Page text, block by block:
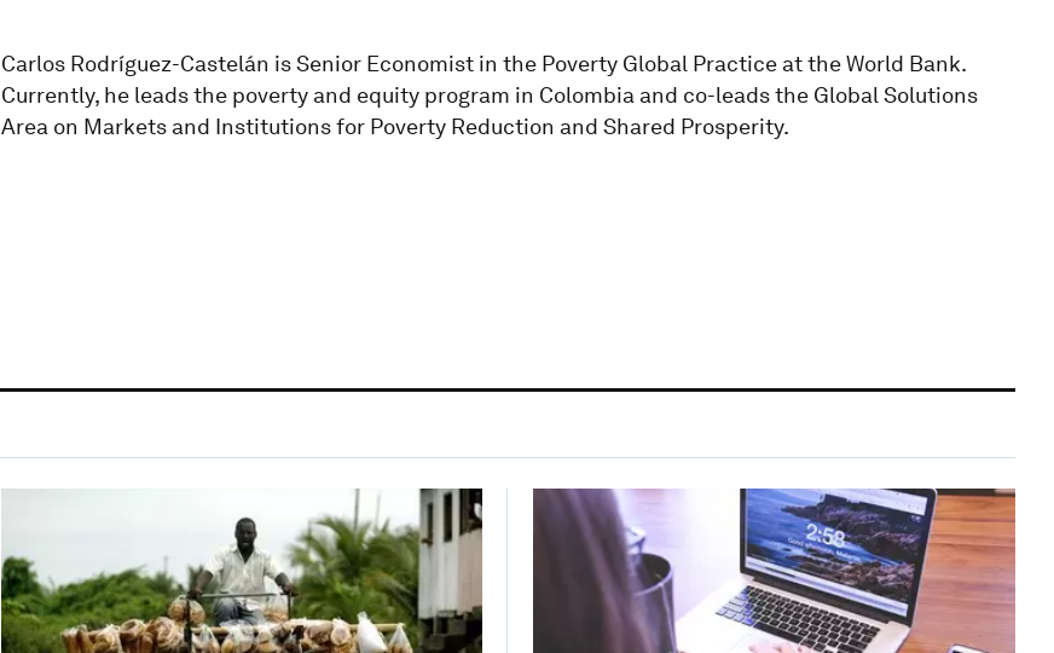
Carlos Rodríguez-Castelán is Senior Economist in the Poverty Global Practice at the World Bank.
Currently, he leads the poverty and equity program in Colombia and co-leads the Global Solutions
Area on Markets and Institutions for Poverty Reduction and Shared Prosperity.